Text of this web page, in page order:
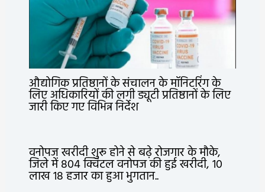
औद्योगिक प्रतिष्ठानों के संचालन के मॉनिटरिंग के
लिए अधिकारियों की लगी ड्यूटी प्रतिष्ठानों के लिए
जारी किए गए विभिन्न निर्देश
वनोपज खरीदी शुरू होने से बढ़े रोजगार के मौके,
जिले में 804 क्विंटल वनोपज की हुई खरीदी, 10
लाख 18 हजार का हुआ भुगतान..